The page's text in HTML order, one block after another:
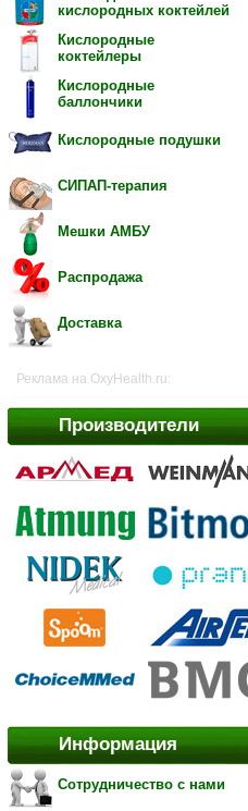
кислородных коктейлей
Кислородные
коктейлеры
Кислородные
баллончики
Кислородные подушки
СИПАП-терапия
Мешки АМБУ
Распродажа
Доставка
Реклама на OxyHealth.ru:
Производители
Информация
Сотрудничество с нами